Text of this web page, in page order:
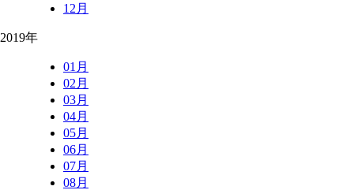
12月
2019年
01月
02月
03月
04月
05月
06月
07月
08月